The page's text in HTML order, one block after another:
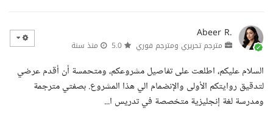
Abeer R.
مترجم تحريري ومترجم فوري منذ سنة
السلام عليكم، اطلعت على تفاصيل مشروعكم، ومتحمسة أن أقدم عرضي
لتدقيق روايتكم الأولى والإنضمام الي هذا المشروع. بصفتي مترجمة
ومدرسة لغة إنجليزية متخصصة في تدريس ا...